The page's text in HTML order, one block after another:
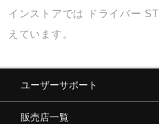
インストアでは
ドライバー ST
えています。
ユーザーサポート
販売店一覧